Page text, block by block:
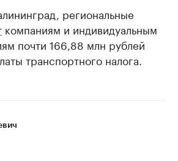
региональные
компаниям и индивидуальным
почти 166,88 млн рублей
транспортного налога.